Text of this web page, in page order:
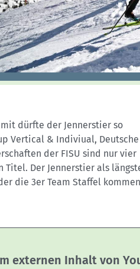
dürfte der Jennerstier so
Vertical & Indiviual, Deutsche
der FISU sind nur vier
Titel. Der Jennerstier als
die 3er Team Staffel kommen
externen Inhalt von